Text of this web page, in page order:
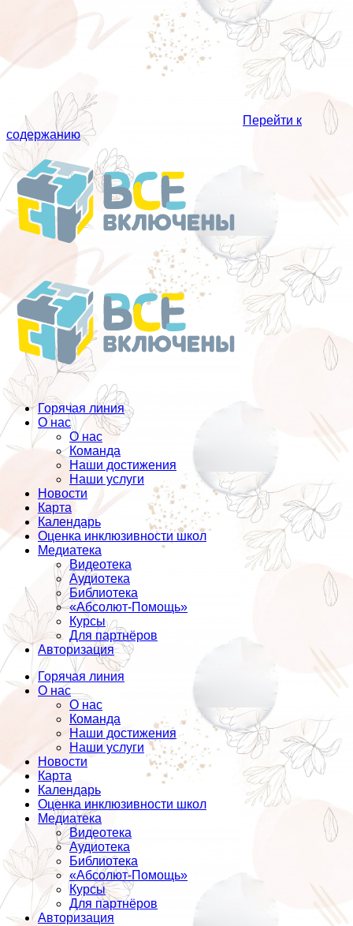
Перейти к
содержанию
Горячая линия
О нас
О нас
Команда
Наши достижения
Наши услуги
Новости
Карта
Календарь
Оценка инклюзивности школ
Медиатека
Видеотека
Аудиотека
Библиотека
«Абсолют-Помощь»
Курсы
Для партнёров
Авторизация
Горячая линия
О нас
О нас
Команда
Наши достижения
Наши услуги
Новости
Карта
Календарь
Оценка инклюзивности школ
Медиатека
Видеотека
Аудиотека
Библиотека
«Абсолют-Помощь»
Курсы
Для партнёров
Авторизация